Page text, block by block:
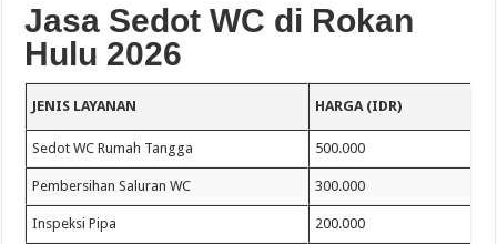
Jasa Sedot WC di Rokan
Hulu 2026
JENIS LAYANAN HARGA (IDR)
Sedot WC Rumah Tangga 500.000
Pembersihan Saluran WC 300.000
Inspeksi Pipa 200.000